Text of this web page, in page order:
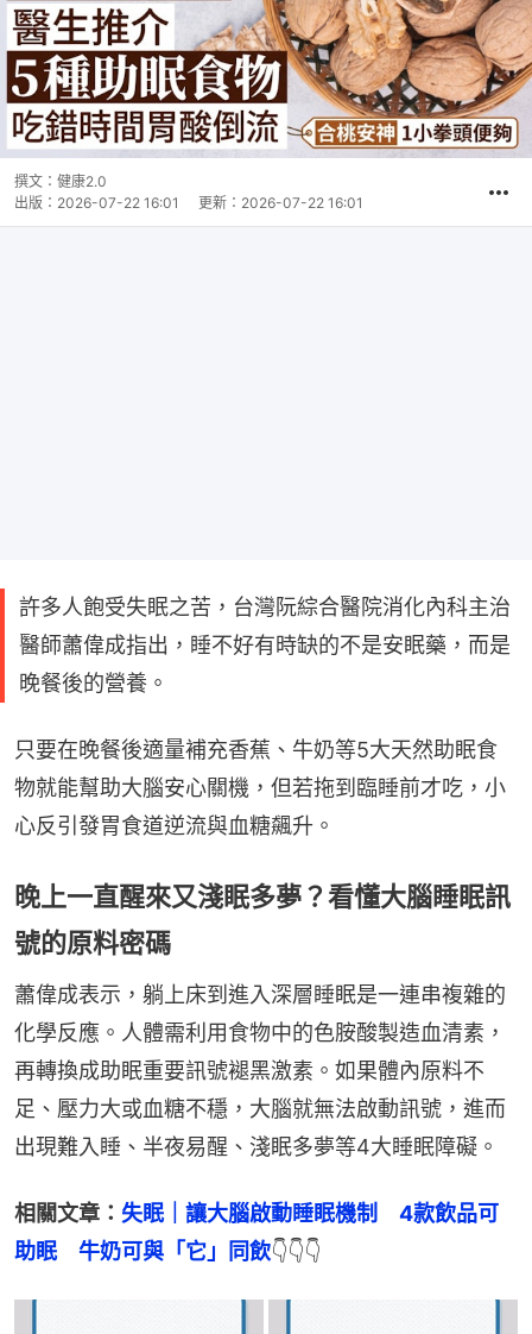
撰文： 健康2.0
出版： 2026-07-22 16:01 更新： 2026-07-22 16:01
許多人飽受失眠之苦，台灣阮綜合醫院消化內科主治
醫師蕭偉成指出，睡不好有時缺的不是安眠藥，而是
晚餐後的營養。
只要在晚餐後適量補充香蕉、牛奶等5大天然助眠食
物就能幫助大腦安心關機，但若拖到臨睡前才吃，小
心反引發胃食道逆流與血糖飆升。
晚上一直醒來又淺眠多夢？看懂大腦睡眠訊
號的原料密碼
蕭偉成表示，躺上床到進入深層睡眠是一連串複雜的
化學反應。人體需利用食物中的色胺酸製造血清素，
再轉換成助眠重要訊號褪黑激素。如果體內原料不
足、壓力大或血糖不穩，大腦就無法啟動訊號，進而
出現難入睡、半夜易醒、淺眠多夢等4大睡眠障礙。
相關文章： 失眠｜讓大腦啟動睡眠機制　4款飲品可
助眠　牛奶可與「它」同飲👇👇👇